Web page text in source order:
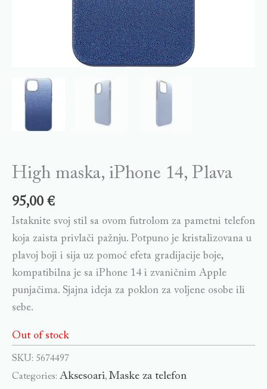
High maska, iPhone 14, Plava
95,00 €
Istaknite svoj stil sa ovom futrolom za pametni telefon
koja zaista privlači pažnju. Potpuno je kristalizovana u
plavoj boji i sija uz pomoć efeta gradijacije boje,
kompatibilna je sa iPhone 14 i zvaničnim Apple
punjačima. Sjajna ideja za poklon za voljene osobe ili
sebe.
Out of stock
SKU: 5674497
Categories: Aksesoari,Maske za telefon